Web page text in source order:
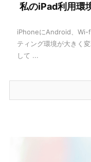
私のiPad利用環
iPhoneにAndroid、Wi-
ティング環境が大きく
して ...